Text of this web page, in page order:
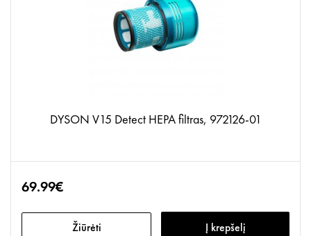
DYSON V15 Detect HEPA filtras, 972126-01
69.99€
Žiūrėti Į krepšelį